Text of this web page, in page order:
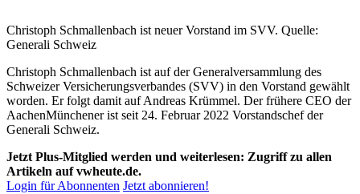
Christoph Schmallenbach ist neuer Vorstand im SVV. Quelle:
Generali Schweiz
Christoph Schmallenbach ist auf der Generalversammlung des
Schweizer Versicherungsverbandes (SVV) in den Vorstand gewählt
worden. Er folgt damit auf Andreas Krümmel. Der frühere CEO der
AachenMünchener ist seit 24. Februar 2022 Vorstandschef der
Generali Schweiz.
Jetzt Plus-Mitglied werden und weiterlesen: Zugriff zu allen
Artikeln auf vwheute.de.
Login für Abonnenten Jetzt abonnieren!